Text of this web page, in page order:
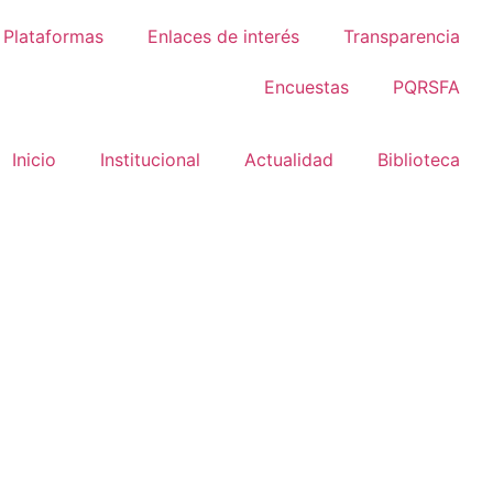
Plataformas Enlaces de interés Transparencia
Encuestas PQRSFA
Inicio Institucional Actualidad Biblioteca